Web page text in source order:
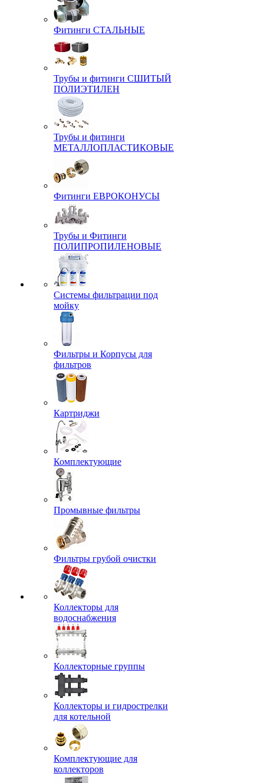
Фитинги СТАЛЬНЫЕ
Трубы и фитинги СШИТЫЙ
ПОЛИЭТИЛЕН
Трубы и фитинги
МЕТАЛЛОПЛАСТИКОВЫЕ
Фитинги ЕВРОКОНУСЫ
Трубы и Фитинги
ПОЛИПРОПИЛЕНОВЫЕ
Системы фильтрации под
мойку
Фильтры и Корпусы для
фильтров
Картриджи
Комплектующие
Промывные фильтры
Фильтры грубой очистки
Коллекторы для
водоснабжения
Коллекторные группы
Коллекторы и гидрострелки
для котельной
Комплектующие для
коллекторов